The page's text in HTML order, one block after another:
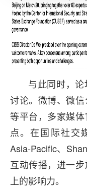
与此同时，
讨论。微博、微
等平台，多家媒
点。在国际社交
Asia-Pacific、
互动传播，进一
上的影响力。